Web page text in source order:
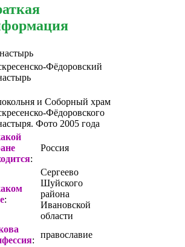
Фёдоровский
и Соборный храм
Фёдоровского
Фото 2005 года
:
Россия
:
Сергеево
Шуйского
района
Ивановской
области
:
православие